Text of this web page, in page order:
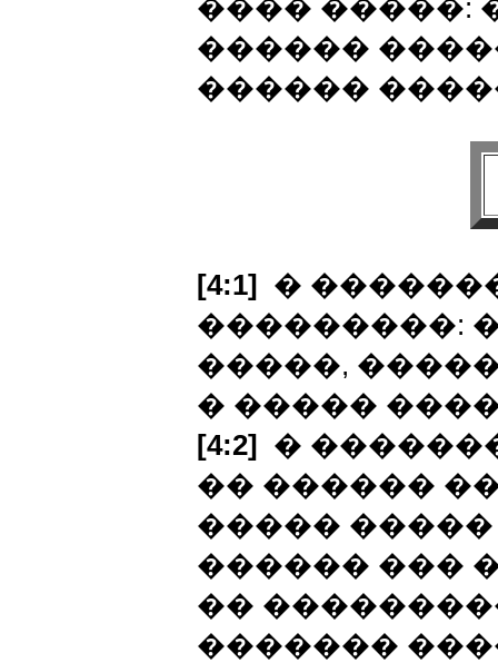
���� �����:
������
������
[4:1] �
���������:
�����,
� �����
[4:2] �
�� ������
����� �����
������ ���
��
�������